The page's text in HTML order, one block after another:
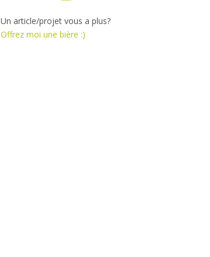
Un article/projet vous a plus?
Offrez moi une bière :)